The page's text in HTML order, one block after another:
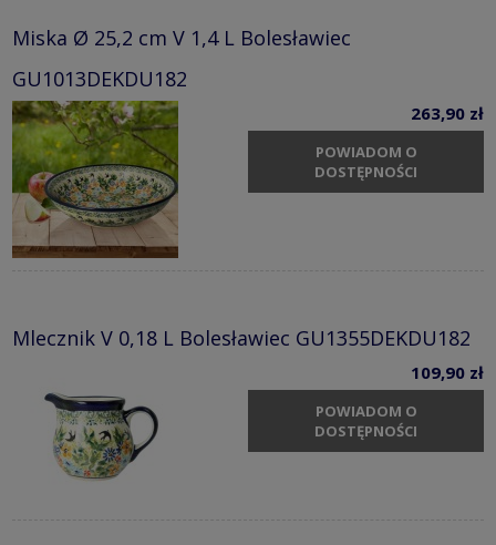
Miska Ø 25,2 cm V 1,4 L Bolesławiec
GU1013DEKDU182
263,90 zł
POWIADOM O
DOSTĘPNOŚCI
Mlecznik V 0,18 L Bolesławiec GU1355DEKDU182
109,90 zł
POWIADOM O
DOSTĘPNOŚCI